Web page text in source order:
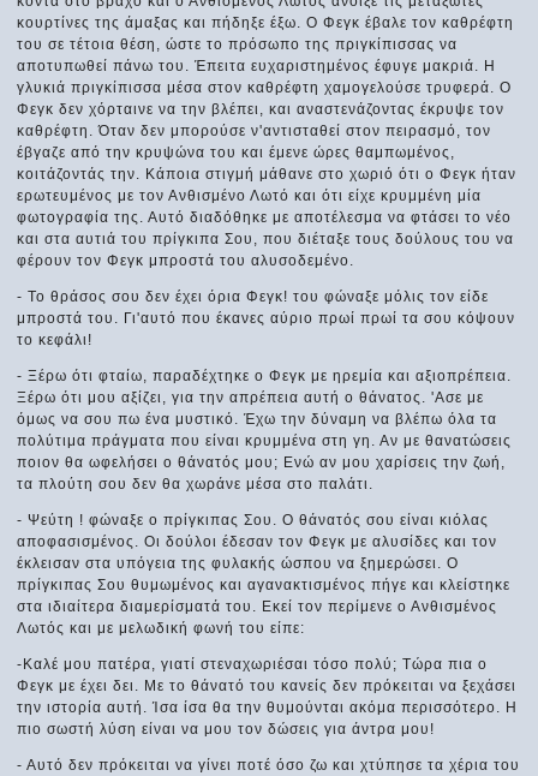
κουρτίνες της άμαξας και πήδηξε έξω. Ο Φεγκ έβαλε τον καθρέφτη
του σε τέτοια θέση, ώστε το πρόσωπο της πριγκίπισσας να
αποτυπωθεί πάνω του. Έπειτα ευχαριστημένος έφυγε μακριά. Η
γλυκιά πριγκίπισσα μέσα στον καθρέφτη χαμογελούσε τρυφερά. Ο
Φεγκ δεν χόρταινε να την βλέπει, και αναστενάζοντας έκρυψε τον
καθρέφτη. Όταν δεν μπορούσε ν'αντισταθεί στον πειρασμό, τον
έβγαζε από την κρυψώνα του και έμενε ώρες θαμπωμένος,
κοιτάζοντάς την. Κάποια στιγμή μάθανε στο χωριό ότι ο Φεγκ ήταν
ερωτευμένος με τον Ανθισμένο Λωτό και ότι είχε κρυμμένη μία
φωτογραφία της. Αυτό διαδόθηκε με αποτέλεσμα να φτάσει το νέο
και στα αυτιά του πρίγκιπα Σου, που διέταξε τους δούλους του να
φέρουν τον Φεγκ μπροστά του αλυσοδεμένο.
- Το θράσος σου δεν έχει όρια Φεγκ! του φώναξε μόλις τον είδε
μπροστά του. Γι'αυτό που έκανες αύριο πρωί πρωί τα σου κόψουν
το κεφάλι!
- Ξέρω ότι φταίω, παραδέχτηκε ο Φεγκ με ηρεμία και αξιοπρέπεια.
Ξέρω ότι μου αξίζει, για την απρέπεια αυτή ο θάνατος. 'Ασε με
όμως να σου πω ένα μυστικό. Έχω την δύναμη να βλέπω όλα τα
πολύτιμα πράγματα που είναι κρυμμένα στη γη. Αν με θανατώσεις
ποιον θα ωφελήσει ο θάνατός μου; Ενώ αν μου χαρίσεις την ζωή,
τα πλούτη σου δεν θα χωράνε μέσα στο παλάτι.
- Ψεύτη ! φώναξε ο πρίγκιπας Σου. Ο θάνατός σου είναι κιόλας
αποφασισμένος. Οι δούλοι έδεσαν τον Φεγκ με αλυσίδες και τον
έκλεισαν στα υπόγεια της φυλακής ώσπου να ξημερώσει. Ο
πρίγκιπας Σου θυμωμένος και αγανακτισμένος πήγε και κλείστηκε
στα ιδιαίτερα διαμερίσματά του. Εκεί τον περίμενε ο Ανθισμένος
Λωτός και με μελωδική φωνή του είπε:
-Καλέ μου πατέρα, γιατί στεναχωριέσαι τόσο πολύ; Τώρα πια ο
Φεγκ με έχει δει. Με το θάνατό του κανείς δεν πρόκειται να ξεχάσει
την ιστορία αυτή. Ίσα ίσα θα την θυμούνται ακόμα περισσότερο. Η
πιο σωστή λύση είναι να μου τον δώσεις για άντρα μου!
- Αυτό δεν πρόκειται να γίνει ποτέ όσο ζω και χτύπησε τα χέρια του